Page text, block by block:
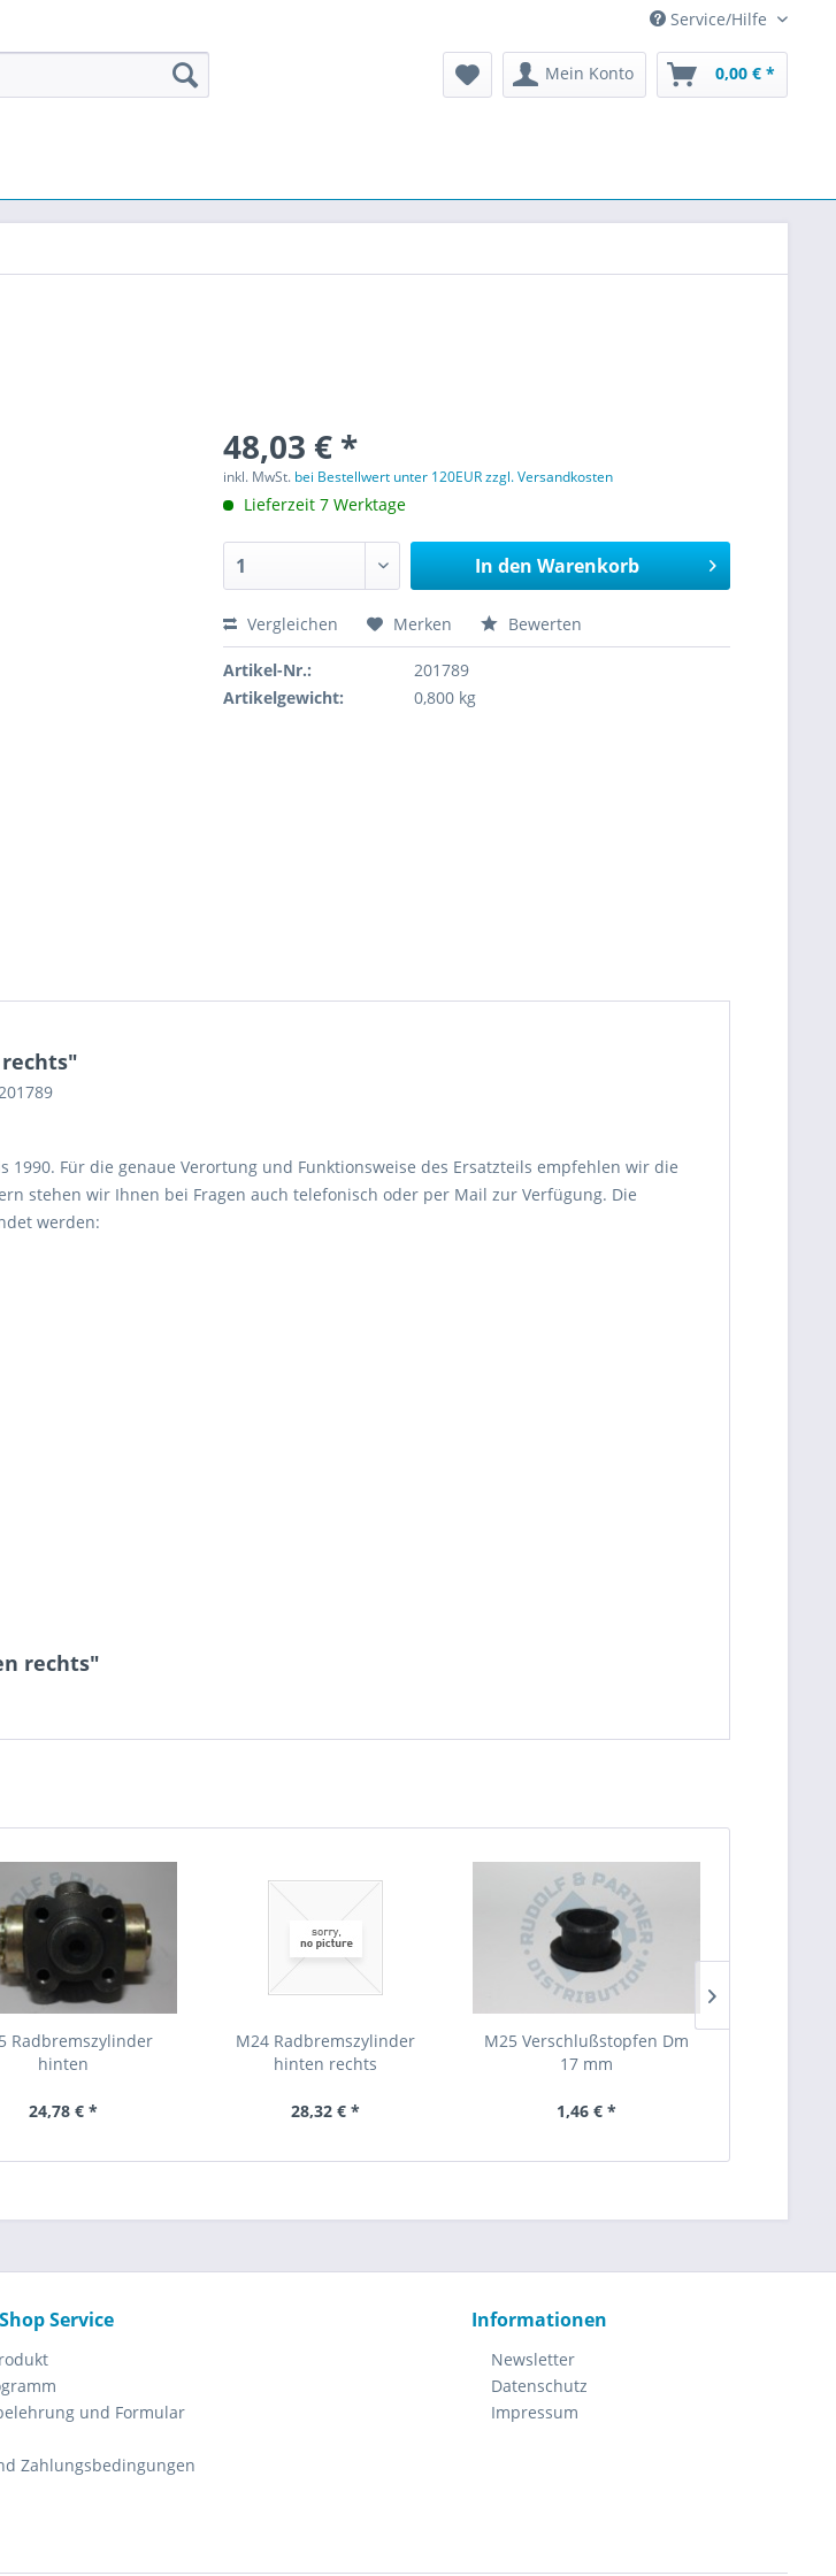
Service/Hilfe
Mein Konto 0,00 € *
48,03 € *
inkl. MwSt. bei Bestellwert unter 120EUR zzgl. Versandkosten
Lieferzeit 7 Werktage
In den Warenkorb
Vergleichen Merken Bewerten
Artikel-Nr.:
201789
Artikelgewicht:
0,800 kg
Für die genaue Verortung und Funktionsweise des Ersatzteils empfehlen wir die
stehen wir Ihnen bei Fragen auch telefonisch oder per Mail zur Verfügung. Die
werden:
rechts"
Radbremszylinder
hinten
24,78 € *
M24 Radbremszylinder
hinten rechts
28,32 € *
M25 Verschlußstopfen Dm
17 mm
1,46 € *
Shop Service
und Formular
Zahlungsbedingungen
Informationen
Newsletter
Datenschutz
Impressum